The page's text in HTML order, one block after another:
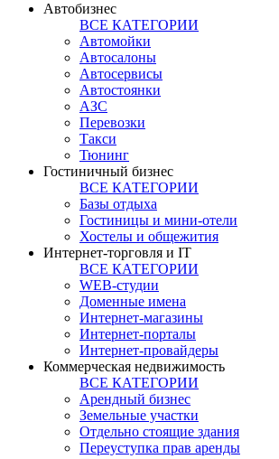
Автобизнес
ВСЕ КАТЕГОРИИ
Автомойки
Автосалоны
Автосервисы
Автостоянки
АЗС
Перевозки
Такси
Тюнинг
Гостиничный бизнес
ВСЕ КАТЕГОРИИ
Базы отдыха
Гостиницы и мини-отели
Хостелы и общежития
Интернет-торговля и IT
ВСЕ КАТЕГОРИИ
WEB-студии
Доменные имена
Интернет-магазины
Интернет-порталы
Интернет-провайдеры
Коммерческая недвижимость
ВСЕ КАТЕГОРИИ
Арендный бизнес
Земельные участки
Отдельно стоящие здания
Переуступка прав аренды